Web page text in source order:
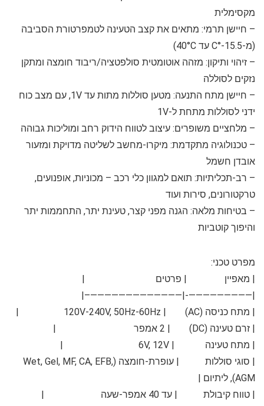
מקסימלית
– חיישן תרמי: מתאים את קצב הטעינה לטמפרטורת הסביבה
(מ-15.5-°C עד 40°C)
– זיהוי ותיקון: מזהה אוטומטית סולפטציה/ריבוד חומצה ומתקן
נזקים לסוללה
– חיישן מתח התנעה:
מטען סוללות מתות עד 1V, עם מצב כוח
ידני לסוללות מתחת ל-1V
– מלחציים משופרים: עיצוב לטווח הידוק רחב ומוליכות גבוהה
– טכנולוגיה מתקדמת: מיקרו-מחשב לשליטה מדויקת ומזעור
אובדן חשמל
– רב-תכליתיות: תואם למגוון כלי רכב – מכוניות, אופנועים,
טרקטורונים, סירות ועוד
– בטיחות מלאה: הגנה מפני קצר, טעינת יתר, התחממות יתר
והיפוך קוטביות
מפרט טכני:
| מאפיין | פרטים |
|—————————-|—————————————–|
| מתח כניסה (AC)
| 120V-240V, 50Hz-60Hz |
| זרם טעינה (DC)
| 2 אמפר |
| מתח טעינה | 6V, 12V |
| סוגי סוללות
| עופרת-חומצה (Wet, Gel, MF, CA, EFB,
AGM), ליתיום |
| טווח קיבולת | עד 40 אמפר-שעה |